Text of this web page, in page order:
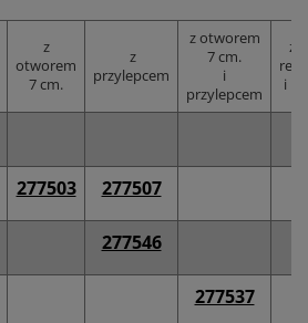
z
otworem
7 cm.
z
przylepcem
z otworem
7 cm.
i
przylepcem
z
i
277503 277507
277546
277537